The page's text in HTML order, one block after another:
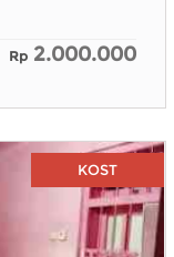
Rp 2.000.000
KOST